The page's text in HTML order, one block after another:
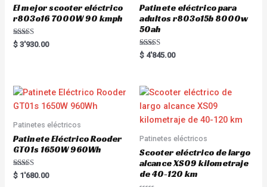
El mejor scooter eléctrico
r803o16 7000W 90 kmph
Rated
5.00
$ 3'930.00
Patinete eléctrico para
adultos r803o15b 8000w
50ah
Rated
5.00
$ 4'845.00
Patinetes eléctricos
Patinete Eléctrico Rooder
GT01s 1650W 960Wh
Rated
5.00
$ 1'680.00
Patinetes eléctricos
Scooter eléctrico de largo
alcance XS09 kilometraje
de 40-120 km